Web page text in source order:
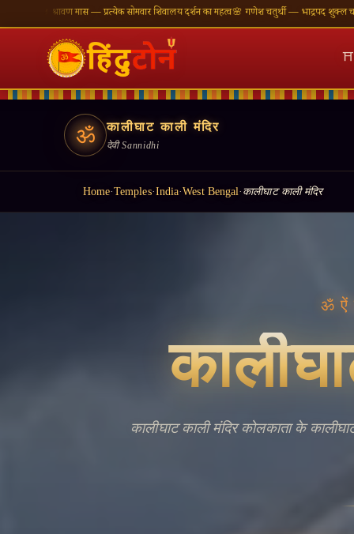
प्रत्येक सोमवार शिवालय दर्शन का महत्व🌸 गणेश चतुर्थी — भाद्रपद शुक्ल चतुर्थी⛩ काशी विश्वनाथ
⛩
ॐ कालीघाट काली मंदिर
देवी Sannidhi
Home·Temples·India·West Bengal· कालीघाट काली मंदिर